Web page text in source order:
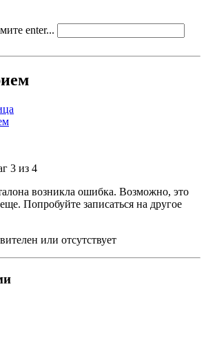
enter...
3 из 4
возникла ошибка. Возможно, это
Попробуйте записаться на другое
или отсутствует